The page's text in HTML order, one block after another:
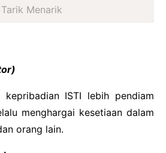
Menarik
ISTI lebih pendiam
menghargai kesetiaan dalam
orang lain.